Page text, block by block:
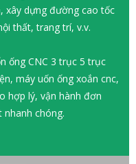
xây dựng đường cao tốc
thất, trang trí, v.v.
ống CNC 3 trục 5 trục
máy uốn ống xoắn cnc,
hợp lý, vận hành đơn
nhanh chóng.